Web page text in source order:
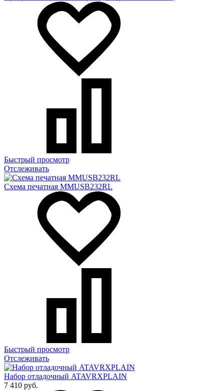
Быстрый просмотр
Отслеживать
Схема печатная MMUSB232RL
Быстрый просмотр
Отслеживать
Набор отладочный ATAVRXPLAIN
7 410 руб.